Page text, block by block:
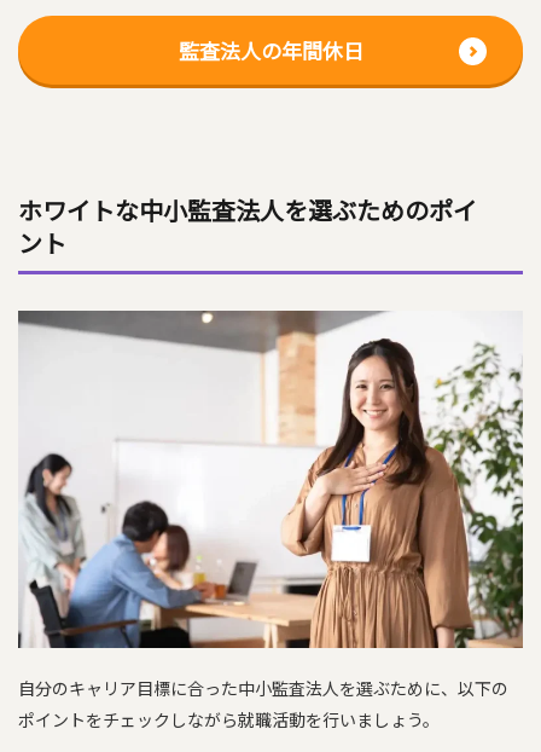
監査法人の年間休日
ホワイトな中小監査法人を選ぶためのポイ
ント
自分のキャリア目標に合った中小監査法人を選ぶために、以下の
ポイントをチェックしながら就職活動を行いましょう。